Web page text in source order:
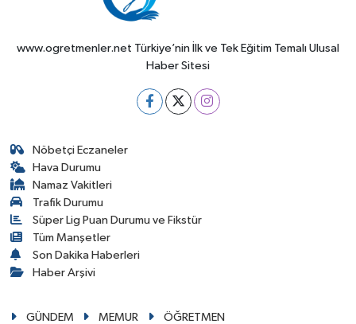
www.ogretmenler.net Türkiye’nin İlk ve Tek Eğitim Temalı Ulusal
Haber Sitesi
Nöbetçi Eczaneler
Hava Durumu
Namaz Vakitleri
Trafik Durumu
Süper Lig Puan Durumu ve Fikstür
Tüm Manşetler
Son Dakika Haberleri
Haber Arşivi
GÜNDEM MEMUR
ÖĞRETMEN